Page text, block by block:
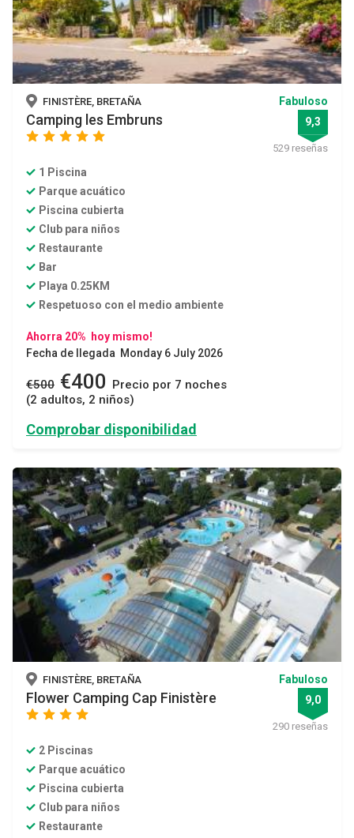
FINISTÈRE, BRETAÑA
Camping les Embruns
star star star star
Fabuloso
9,3
529 reseñas
1 Piscina
Parque acuático
Piscina cubierta
Club para niños
Restaurante
Bar
Playa 0.25KM
Respetuoso con el medio ambiente
Ahorra 20% hoy mismo!
Fecha de llegada Monday 6 July 2026
€500 €400 Precio por 7 noches
(2 adultos, 2 niños)
Comprobar disponibilidad
FINISTÈRE, BRETAÑA
Flower Camping Cap Finistère
star star star
Fabuloso
9,0
290 reseñas
2 Piscinas
Parque acuático
Piscina cubierta
Club para niños
Restaurante